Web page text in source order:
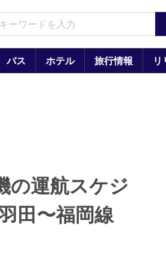
バス ホテル 旅行情報 リ
の運航スケジ
田〜福岡線